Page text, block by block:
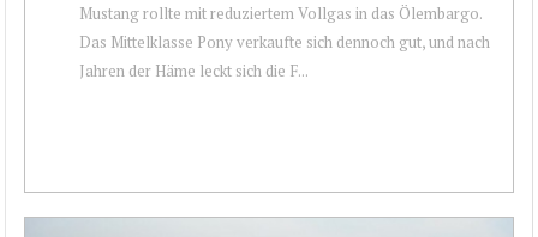
Mustang rollte mit reduziertem Vollgas in das Ölembargo.
Das Mittelklasse Pony verkaufte sich dennoch gut, und nach
Jahren der Häme leckt sich die F...